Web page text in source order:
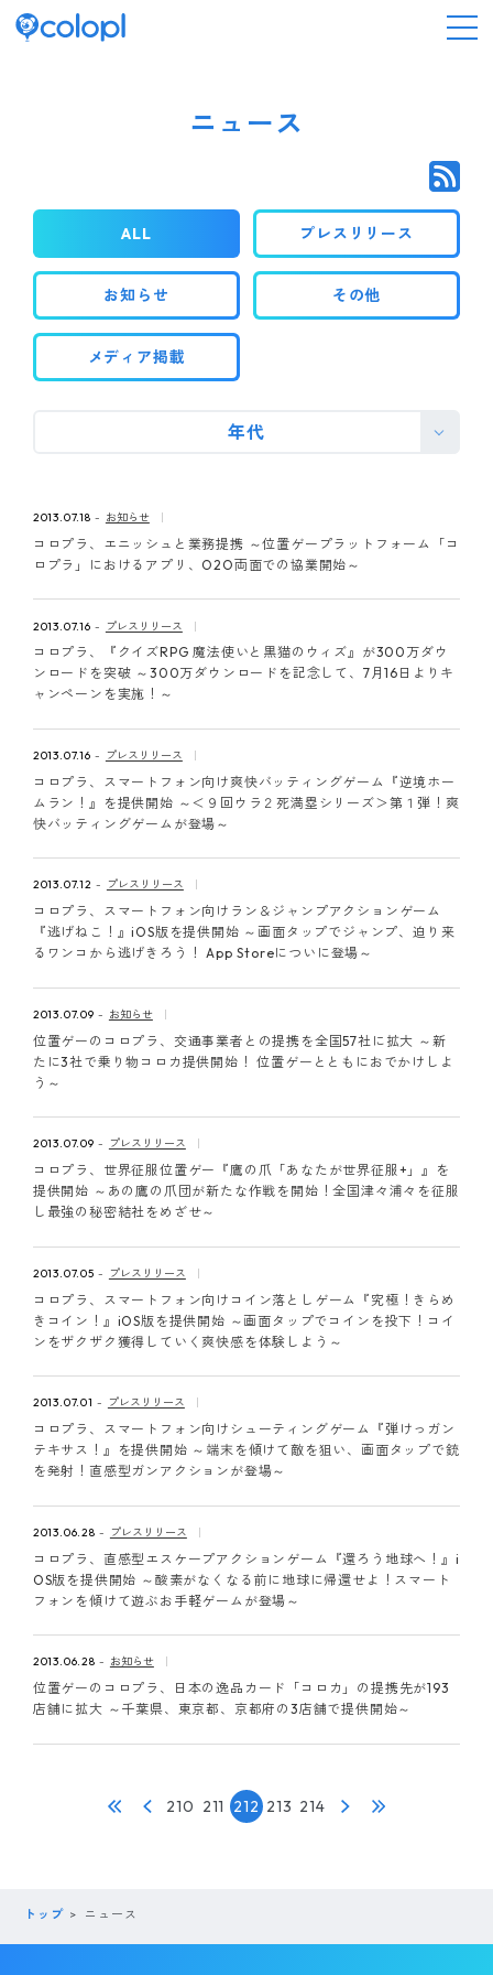
IR情報
採用情報
ピンマーク
ニュース
ALL プレスリリース
お知らせ その他
メディア掲載
年代
2013.07.18 お知らせ
コロプラ、エニッシュと業務提携 ～位置ゲープラットフォーム「コ
ロプラ」におけるアプリ、O2O両面での協業開始～
2013.07.16 プレスリリース
コロプラ、『クイズRPG 魔法使いと黒猫のウィズ』が300万ダウ
ンロードを突破 ～300万ダウンロードを記念して、7月16日よりキ
ャンペーンを実施！～
2013.07.16 プレスリリース
コロプラ、スマートフォン向け爽快バッティングゲーム『逆境ホー
ムラン！』を提供開始 ～＜９回ウラ２死満塁シリーズ＞第１弾！爽
快バッティングゲームが登場～
2013.07.12 プレスリリース
コロプラ、スマートフォン向けラン＆ジャンプアクションゲーム
『逃げねこ！』iOS版を提供開始 ～画面タップでジャンプ、迫り来
るワンコから逃げきろう！ App Storeについに登場～
2013.07.09 お知らせ
位置ゲーのコロプラ、交通事業者との提携を全国57社に拡大 ～新
たに3社で乗り物コロカ提供開始！ 位置ゲーとともにおでかけしよ
う～
2013.07.09 プレスリリース
コロプラ、世界征服位置ゲー『鷹の爪「あなたが世界征服+」』を
提供開始 ～あの鷹の爪団が新たな作戦を開始！全国津々浦々を征服
し最強の秘密結社をめざせ～
2013.07.05 プレスリリース
コロプラ、スマートフォン向けコイン落としゲーム『究極！きらめ
きコイン！』iOS版を提供開始 ～画面タップでコインを投下！コイ
ンをザクザク獲得していく爽快感を体験しよう～
2013.07.01 プレスリリース
コロプラ、スマートフォン向けシューティングゲーム『弾けっガン
テキサス！』を提供開始 ～端末を傾けて敵を狙い、画面タップで銃
を発射！直感型ガンアクションが登場～
2013.06.28 プレスリリース
コロプラ、直感型エスケープアクションゲーム『還ろう地球へ！』i
OS版を提供開始 ～酸素がなくなる前に地球に帰還せよ！スマート
フォンを傾けて遊ぶお手軽ゲームが登場～
2013.06.28 お知らせ
位置ゲーのコロプラ、日本の逸品カード「コロカ」の提携先が193
店舗に拡大 ～千葉県、東京都、京都府の3店舗で提供開始～
210 211 212 213 214
トップ ニュース